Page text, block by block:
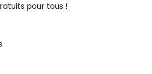
pour tous !